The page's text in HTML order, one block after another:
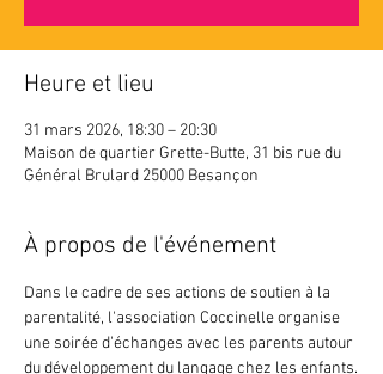
Heure et lieu
31 mars 2026, 18:30 – 20:30
Maison de quartier Grette-Butte, 31 bis rue du
Général Brulard 25000 Besançon
À propos de l'événement
Dans le cadre de ses actions de soutien à la
parentalité, l'association Coccinelle organise
une soirée d'échanges avec les parents autour
du développement du langage chez les enfants.